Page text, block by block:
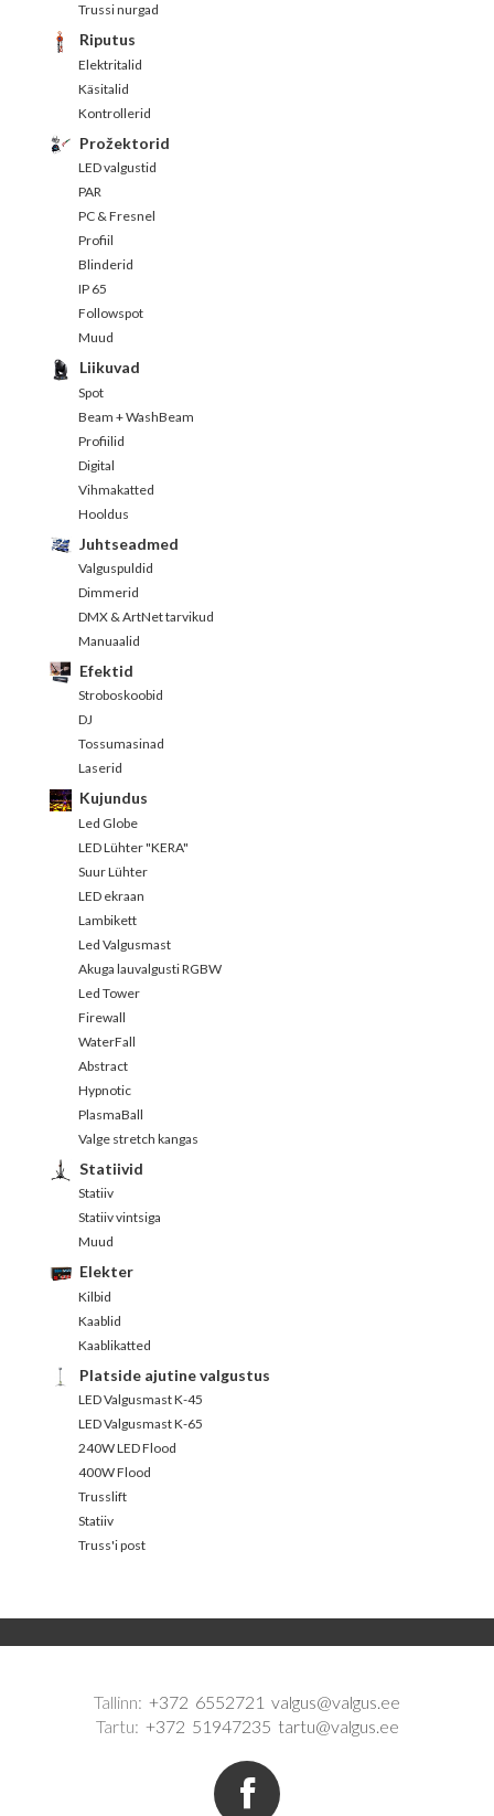
Trussi nurgad
Riputus
Elektritalid
Käsitalid
Kontrollerid
Prožektorid
LED valgustid
PAR
PC & Fresnel
Profiil
Blinderid
IP 65
Followspot
Muud
Liikuvad
Spot
Beam + WashBeam
Profiilid
Digital
Vihmakatted
Hooldus
Juhtseadmed
Valguspuldid
Dimmerid
DMX & ArtNet tarvikud
Manuaalid
Efektid
Stroboskoobid
DJ
Tossumasinad
Laserid
Kujundus
Led Globe
LED Lühter "KERA"
Suur Lühter
LED ekraan
Lambikett
Led Valgusmast
Akuga lauvalgusti RGBW
Led Tower
Firewall
WaterFall
Abstract
Hypnotic
PlasmaBall
Valge stretch kangas
Statiivid
Statiiv
Statiiv vintsiga
Muud
Elekter
Kilbid
Kaablid
Kaablikatted
Platside ajutine valgustus
LED Valgusmast K-45
LED Valgusmast K-65
240W LED Flood
400W Flood
Trusslift
Statiiv
Truss'i post
Tallinn: +372 6552721 valgus@valgus.ee
Tartu: +372 51947235 tartu@valgus.ee